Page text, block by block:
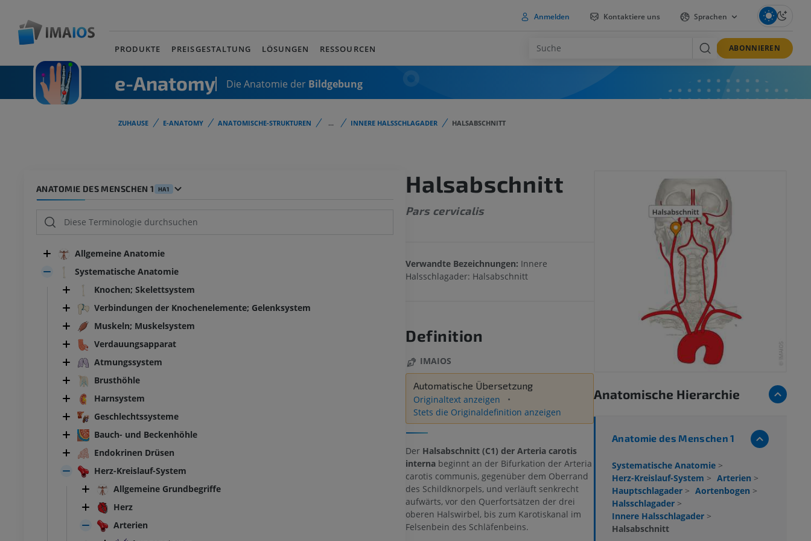
Anmelden Kontaktiere uns Sprachen
PRODUKTE PREISGESTALTUNG LÖSUNGEN RESSOURCEN ABONNIEREN
e-Anatomy Die Anatomie der Bildgebung
ZUHAUSE E-ANATOMY ANATOMISCHE-STRUKTUREN ... INNERE HALSSCHLAGADER HALSABSCHNITT
ANATOMIE DES MENSCHEN 1 HA1
Allgemeine Anatomie
Systematische Anatomie
Knochen; Skelettsystem
Verbindungen der Knochenelemente; Gelenksystem
Muskeln; Muskelsystem
Verdauungsapparat
Atmungssystem
Brusthöhle
Harnsystem
Geschlechtssysteme
Bauch- und Beckenhöhle
Endokrinen Drüsen
Herz-Kreislauf-System
Allgemeine Grundbegriffe
Herz
Arterien
Halsabschnitt
Pars cervicalis
Verwandte Bezeichnungen: Innere
Halsschlagader: Halsabschnitt
Definition
IMAIOS
Automatische Übersetzung
Originaltext anzeigen
Stets die Originaldefinition anzeigen
Der Halsabschnitt (C1) der Arteria carotis
interna beginnt an der Bifurkation der Arteria
carotis communis, gegenüber dem Oberrand
des Schildknorpels, und verläuft senkrecht
aufwärts, vor den Querfortsätzen der drei
oberen Halswirbel, bis zum Karotiskanal im
Felsenbein des Schläfenbeins.
Anatomische Hierarchie
Anatomie des Menschen 1
Systematische Anatomie >
Herz-Kreislauf-System > Arterien >
Hauptschlagader > Aortenbogen >
Halsschlagader >
Innere Halsschlagader >
Halsabschnitt